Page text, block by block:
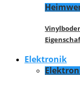
Elektronik